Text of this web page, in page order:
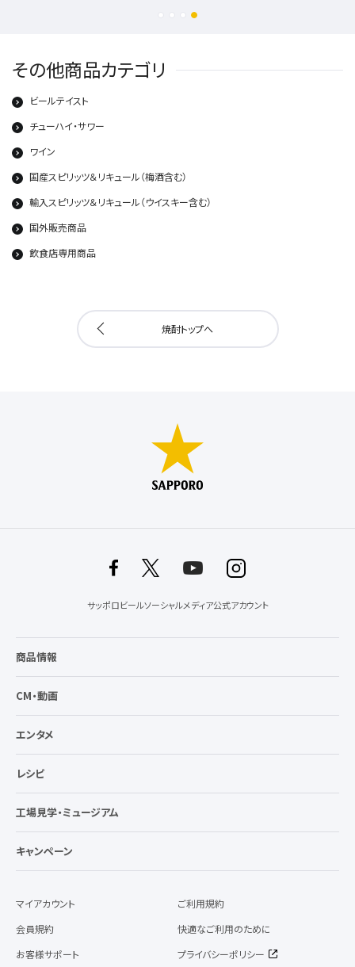
その他商品カテゴリ
ビールテイスト
チューハイ・サワー
ワイン
国産スピリッツ＆リキュール（梅酒含む）
輸入スピリッツ＆リキュール（ウイスキー含む）
国外販売商品
飲食店専用商品
焼酎トップへ
サッポロビールソーシャルメディア公式アカウント
商品情報
CM・動画
エンタメ
レシピ
工場見学・ミュージアム
キャンペーン
マイアカウント
会員規約
お客様サポート
ご利用規約
快適なご利用のために
プライバシーポリシー